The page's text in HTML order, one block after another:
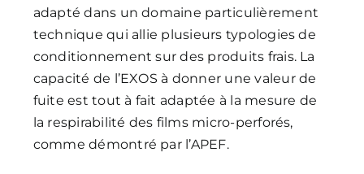
adapté dans un domaine particulièrement
technique qui allie plusieurs typologies de
conditionnement sur des produits frais. La
capacité de l’EXOS à donner une valeur de
fuite est tout à fait adaptée à la mesure de
la respirabilité des films micro-perforés,
comme démontré par l’APEF.